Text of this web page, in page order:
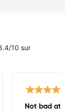
10 sur
Not bad at